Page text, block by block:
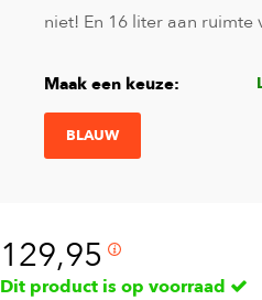
niet! En 16 liter aan
Maak een keuze:
BLAUW
129,95
Dit product is op voorraad